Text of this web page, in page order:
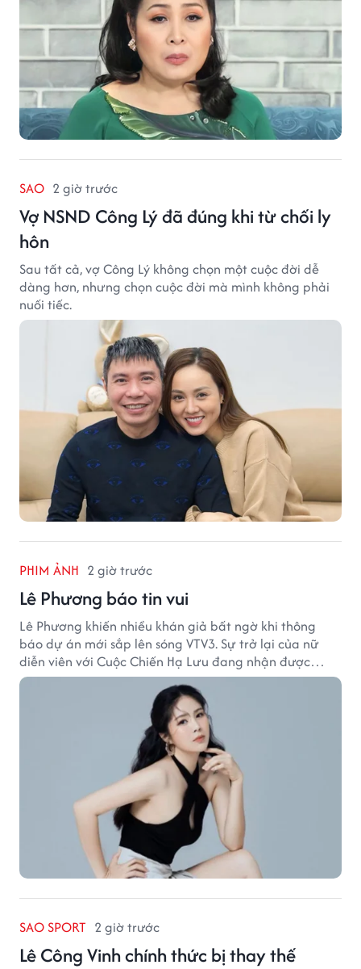
SAO 2 giờ trước
Vợ NSND Công Lý đã đúng khi từ chối ly
hôn
Sau tất cả, vợ Công Lý không chọn một cuộc đời dễ
dàng hơn, nhưng chọn cuộc đời mà mình không phải
nuối tiếc.
PHIM ẢNH 2 giờ trước
Lê Phương báo tin vui
Lê Phương khiến nhiều khán giả bất ngờ khi thông
báo dự án mới sắp lên sóng VTV3. Sự trở lại của nữ
diễn viên với Cuộc Chiến Hạ Lưu đang nhận được
nhiều sự quan tâm.
SAO SPORT 2 giờ trước
Lê Công Vinh chính thức bị thay thế